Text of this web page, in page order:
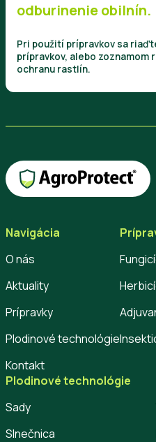
odburinenie obilnín.
Pri použití prípravkov sa
prípravkov, alebo zoznamom
ochranu rastlín.
Navigácia
O nás
Aktuality
Prípravky
Plodinové technológie
Kontakt
Plodinové technológie
Sady
Slnečnica